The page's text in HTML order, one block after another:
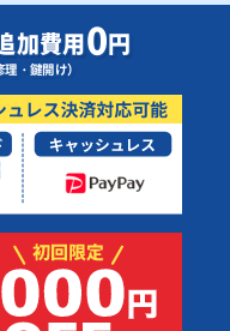
加費用0円
・鍵開け）